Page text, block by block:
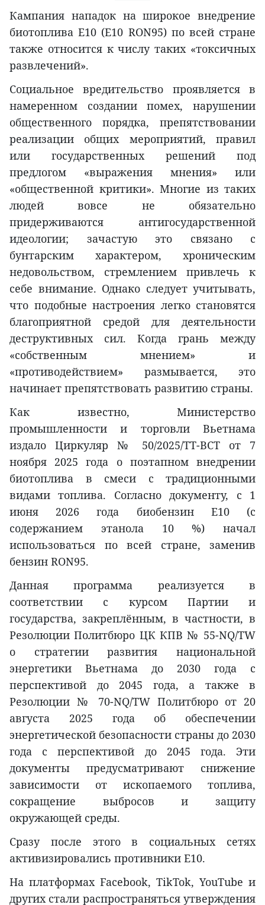
Кампания нападок на широкое внедрение
биотоплива E10 (E10 RON95) по всей стране
также относится к числу таких «токсичных
развлечений».
Социальное вредительство проявляется в
намеренном создании помех, нарушении
общественного порядка, препятствовании
реализации общих мероприятий, правил
или государственных решений под
предлогом «выражения мнения» или
«общественной критики». Многие из таких
людей вовсе не обязательно
придерживаются антигосударственной
идеологии; зачастую это связано с
бунтарским характером, хроническим
недовольством, стремлением привлечь к
себе внимание. Однако следует учитывать,
что подобные настроения легко становятся
благоприятной средой для деятельности
деструктивных сил. Когда грань между
«собственным мнением» и
«противодействием» размывается, это
начинает препятствовать развитию страны.
Как известно, Министерство
промышленности и торговли Вьетнама
издало Циркуляр № 50/2025/TT-BCT от 7
ноября 2025 года о поэтапном внедрении
биотоплива в смеси с традиционными
видами топлива. Согласно документу, с 1
июня 2026 года биобензин E10 (с
содержанием этанола 10 %) начал
использоваться по всей стране, заменив
бензин RON95.
Данная программа реализуется в
соответствии с курсом Партии и
государства, закреплённым, в частности, в
Резолюции Политбюро ЦК КПВ № 55-NQ/TW
о стратегии развития национальной
энергетики Вьетнама до 2030 года с
перспективой до 2045 года, а также в
Резолюции № 70-NQ/TW Политбюро от 20
августа 2025 года об обеспечении
энергетической безопасности страны до 2030
года с перспективой до 2045 года. Эти
документы предусматривают снижение
зависимости от ископаемого топлива,
сокращение выбросов и защиту
окружающей среды.
Сразу после этого в социальных сетях
активизировались противники E10.
На платформах Facebook, TikTok, YouTube и
других стали распространяться утверждения